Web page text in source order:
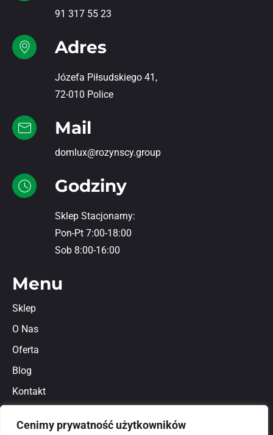
Cenimy prywatność użytkowników
91 317 55 23
Adres
Józefa Piłsudskiego 41,
72-010 Police
Mail
domlux@rozynscy.group
Godziny
Sklep Stacjonarny:
Pon-Pt 7:00-18:00
Sob 8:00-16:00
Menu
Sklep
O Nas
Oferta
Blog
Kontakt
Polityka prywatności